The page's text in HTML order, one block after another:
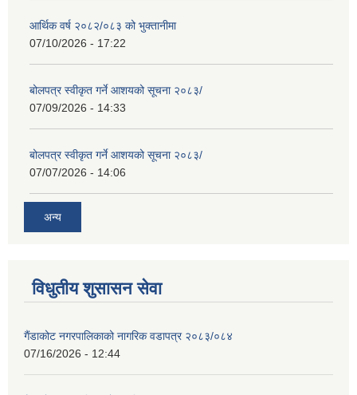
आर्थिक वर्ष २०८२/०८३ को भुक्तानीमा
07/10/2026 - 17:22
बोलपत्र स्वीकृत गर्ने आशयको सूचना २०८३/
07/09/2026 - 14:33
बोलपत्र स्वीकृत गर्ने आशयको सूचना २०८३/
07/07/2026 - 14:06
अन्य
विधुतीय शुसासन सेवा
गैंडाकोट नगरपालिकाको नागरिक वडापत्र २०८३/०८४
07/16/2026 - 12:44